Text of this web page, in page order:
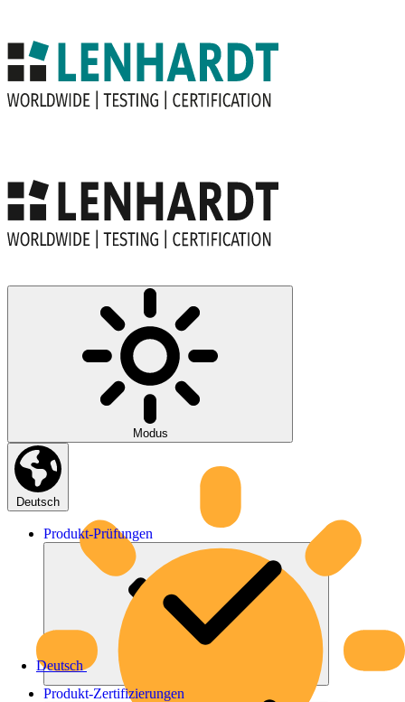
Modus
Deutsch
Deutsch
Produkt-Prüfungen
Produkt-Zertifizierungen